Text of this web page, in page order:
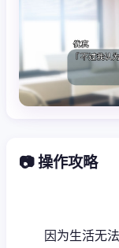
📷 操作攻略
因为生活无